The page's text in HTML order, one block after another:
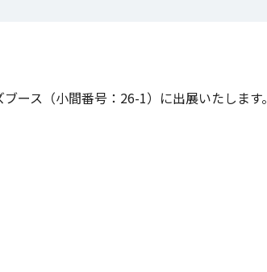
ース（小間番号：26-1）に出展いたします。